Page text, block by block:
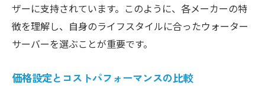
ザーに支持されています。このように、各メーカーの特
徴を理解し、自身のライフスタイルに合ったウォーター
サーバーを選ぶことが重要です。
価格設定とコストパフォーマンスの比較